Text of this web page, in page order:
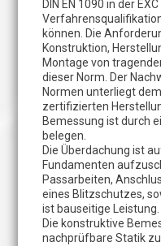
DIN EN 1090 in der
können. Die
Konstruktion,
Montage von
dieser Norm. Der
Normen unterliegt
zertifizierten
Bemessung ist durch
belegen.
Die Überdachung ist
Fundamenten
Passarbeiten,
eines Blitzschutzes,
ist bauseitige Leistung.
Die konstruktive
nachprüfbare Statik zu